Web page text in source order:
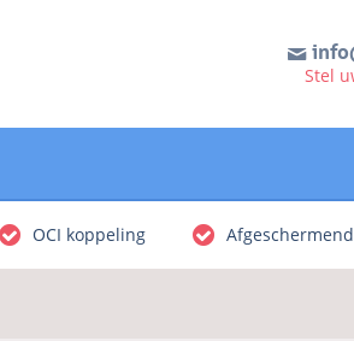
Stel
OCI koppeling